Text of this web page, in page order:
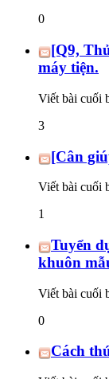
0
[Q9,
máy tiện.
Viết bài cuối
3
[Cân
Viết bài cuối
1
Tuyển
khuôn
Viết bài cuối
0
Cách